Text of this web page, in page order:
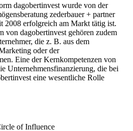
dagobertinvest wurde von der
zederbauer + partner
2008 erfolgreich am Markt tätig ist.
von dagobertinvest gehören zudem
die z. B. aus dem
oder der
Eine der Kernkompetenzen von
Unternehmensfinanzierung, die bei
eine wesentliche Rolle
of Influence